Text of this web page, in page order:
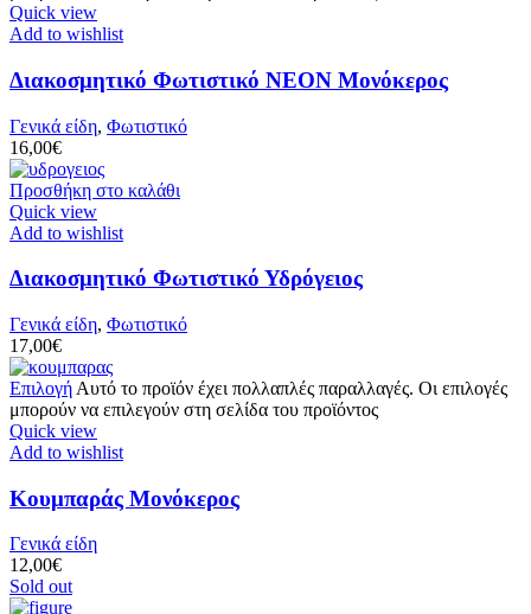
Quick view
Add to wishlist
Διακοσμητικό Φωτιστικό ΝΕΟΝ Μονόκερος
Γενικά είδη, Φωτιστικό
16,00€
Προσθήκη στο καλάθι
Quick view
Add to wishlist
Διακοσμητικό Φωτιστικό Υδρόγειος
Γενικά είδη, Φωτιστικό
17,00€
Επιλογή Αυτό το προϊόν έχει πολλαπλές παραλλαγές. Οι επιλογές
μπορούν να επιλεγούν στη σελίδα του προϊόντος
Quick view
Add to wishlist
Κουμπαράς Μονόκερος
Γενικά είδη
12,00€
Sold out